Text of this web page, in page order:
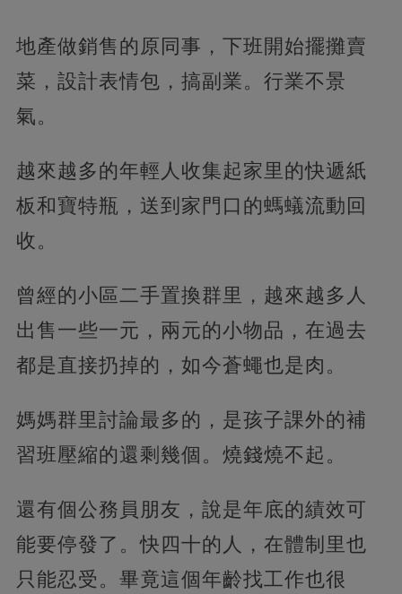
地產做銷售的原同事，下班開始擺攤賣
菜，設計表情包，搞副業。行業不景
氣。
越來越多的年輕人收集起家里的快遞紙
板和寶特瓶，送到家門口的螞蟻流動回
收。
曾經的小區二手置換群里，越來越多人
出售一些一元，兩元的小物品，在過去
都是直接扔掉的，如今蒼蠅也是肉。
媽媽群里討論最多的，是孩子課外的補
習班壓縮的還剩幾個。燒錢燒不起。
還有個公務員朋友，說是年底的績效可
能要停發了。快四十的人，在體制里也
只能忍受。畢竟這個年齡找工作也很